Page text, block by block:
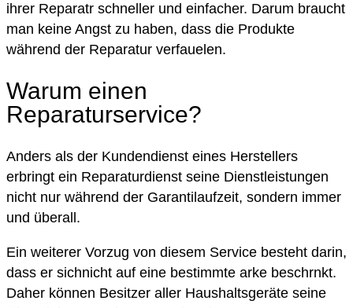
ihrer Reparatr schneller und einfacher. Darum braucht
man keine Angst zu haben, dass die Produkte
während der Reparatur verfauelen.
Warum einen
Reparaturservice?
Anders als der Kundendienst eines Herstellers
erbringt ein Reparaturdienst seine Dienstleistungen
nicht nur während der Garantilaufzeit, sondern immer
und überall.
Ein weiterer Vorzug von diesem Service besteht darin,
dass er sichnicht auf eine bestimmte arke beschrnkt.
Daher können Besitzer aller Haushaltsgeräte seine